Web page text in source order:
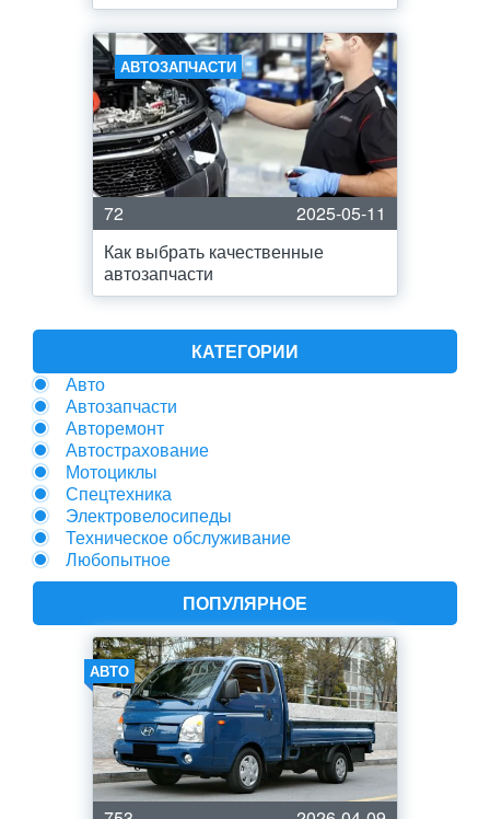
АВТОЗАПЧАСТИ
72
2025-05-11
Как выбрать качественные
автозапчасти
КАТЕГОРИИ
Авто
Автозапчасти
Авторемонт
Автострахование
Мотоциклы
Спецтехника
Электровелосипеды
Техническое обслуживание
Любопытное
ПОПУЛЯРНОЕ
АВТО